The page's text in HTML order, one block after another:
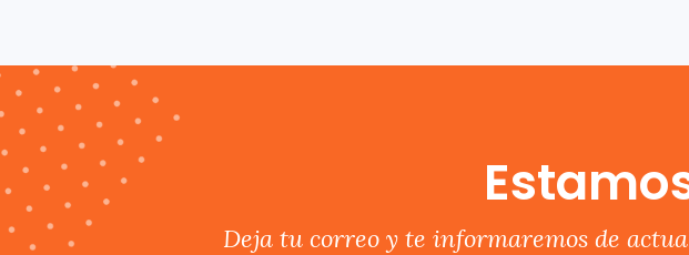
Deja tu correo y te informaremos de